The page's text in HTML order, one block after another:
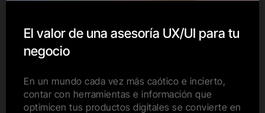
El valor de una asesoría UX/UI para tu
negocio
En un mundo cada vez más caótico e incierto,
contar con herramientas e información que
optimicen tus productos digitales se convierte en